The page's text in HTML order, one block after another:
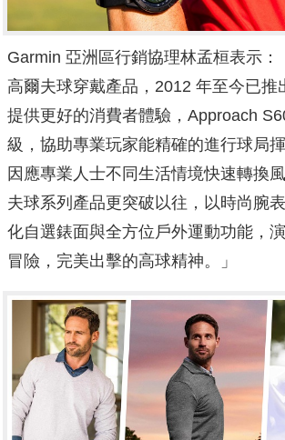
Garmin 亞洲區行銷協理林孟桓表示：
高爾夫球穿戴產品，2012 年至今已推
提供更好的消費者體驗，Approach
級，協助專業玩家能精確的進行球局
因應專業人士不同生活情境快速轉換
夫球系列產品更突破以往，以時尚腕
化自選錶面與全方位戶外運動功能，
冒險，完美出擊的高球精神。」